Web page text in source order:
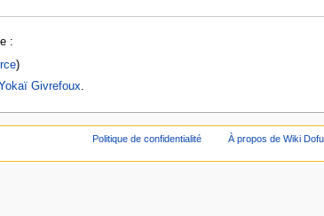
:
)
Givrefoux
Politique de confidentialité À propos de Wiki